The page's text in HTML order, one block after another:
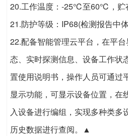
20.工作温度：-25℃至60℃，贮
21.防护等级：IP68(检测报告中
22.配备智能管理云平台，在平
态、实时探测信息、设备工作状
置使用说明书，操作人员可通过
显示功能，可显示设备位置，在
入设备进行编组，实现多种类多
历史数据进行查阅。▲